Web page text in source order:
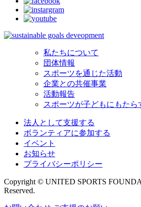
私たちについて
団体情報
スポーツを通じた活動
企業との共催事業
活動報告
スポーツが子どもにもたら
法人として支援する
ボランティアに参加する
イベント
お知らせ
プライバシーポリシー
Copyright © UNITED SPORTS
Reserved.